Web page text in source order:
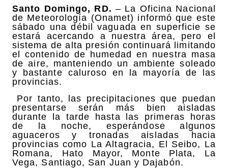
Santo Domingo, RD. – La Oficina Nacional
de Meteorología (Onamet) informó que este
sábado una débil vaguada en superficie se
estará acercando a nuestra área, pero el
sistema de alta presión continuará limitando
el contenido de humedad en nuestra masa
de aire, manteniendo un ambiente soleado
y bastante caluroso en la mayoría de las
provincias.
Por tanto, las precipitaciones que puedan
presentarse serán más bien aisladas
durante la tarde hasta las primeras horas
de la noche, esperándose algunos
aguaceros y tronadas aisladas hacia
provincias como La Altagracia, El Seibo, La
Romana, Hato Mayor, Monte Plata, La
Vega, Santiago, San Juan y Dajabón.